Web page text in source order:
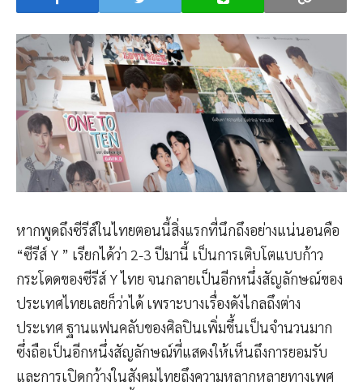
หากพูดถึงซีรีส์ในไทยตอนนี้สิ่งแรกที่นึกถึงอย่างแน่นอนคือ
“ซีรีส์ Y ” เรียกได้ว่า 2-3 ปีมานี้ เป็นการเติบโตแบบก้าว
กระโดดของซีรีส์ Y ไทย จนกลายเป็นอีกหนึ่งสัญลักษณ์ของ
ประเทศไทยเลยก็ว่าได้ เพราะบางเรื่องดังไกลถึงต่าง
ประเทศ ฐานแฟนคลับของศิลปินเพิ่มขึ้นเป็นจำนวนมาก
ซึ่งถือเป็นอีกหนึ่งสัญลักษณ์ที่แสดงให้เห็นถึงการยอมรับ
และการเปิดกว้างในสังคมไทยถึงความหลากหลายทางเพศ